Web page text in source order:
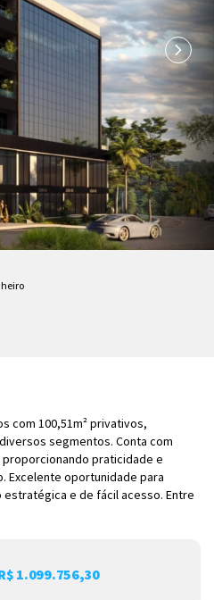
com 100,51m² privativos,
segmentos. Conta com
praticidade e
Excelente oportunidade para
e de fácil acesso. Entre
1.099.756,30